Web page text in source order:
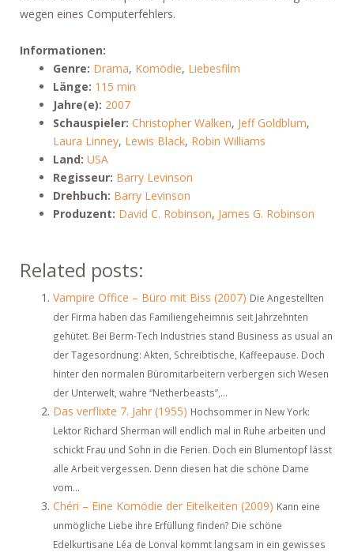
wegen eines Computerfehlers.
Informationen:
Genre: Drama, Komödie, Liebesfilm
Länge: 115 min
Jahre(e): 2007
Schauspieler: Christopher Walken, Jeff Goldblum,
Laura Linney, Lewis Black, Robin Williams
Land: USA
Regisseur: Barry Levinson
Drehbuch: Barry Levinson
Produzent: David C. Robinson, James G. Robinson
Related posts:
Vampire Office – Büro mit Biss (2007) Die Angestellten
der Firma haben das Familiengeheimnis seit Jahrzehnten
gehütet. Bei Berm-Tech Industries stand Business as usual an
der Tagesordnung: Akten, Schreibtische, Kaffeepause. Doch
hinter den normalen Büromitarbeitern verbergen sich Wesen
der Unterwelt, wahre “Netherbeasts”,...
Das verflixte 7. Jahr (1955) Hochsommer in New York:
Lektor Richard Sherman will endlich mal in Ruhe arbeiten und
schickt Frau und Sohn in die Ferien. Doch ein Blumentopf lässt
alle Arbeit vergessen. Denn diesen hat die schöne Dame
vom...
Chéri – Eine Komödie der Eitelkeiten (2009) Kann eine
unmögliche Liebe ihre Erfüllung finden? Die schöne
Edelkurtisane Léa de Lonval kommt langsam in ein gewisses